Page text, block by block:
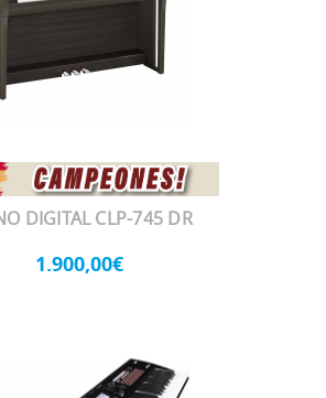
DIGITAL CLP-745 DR
1.900,00€